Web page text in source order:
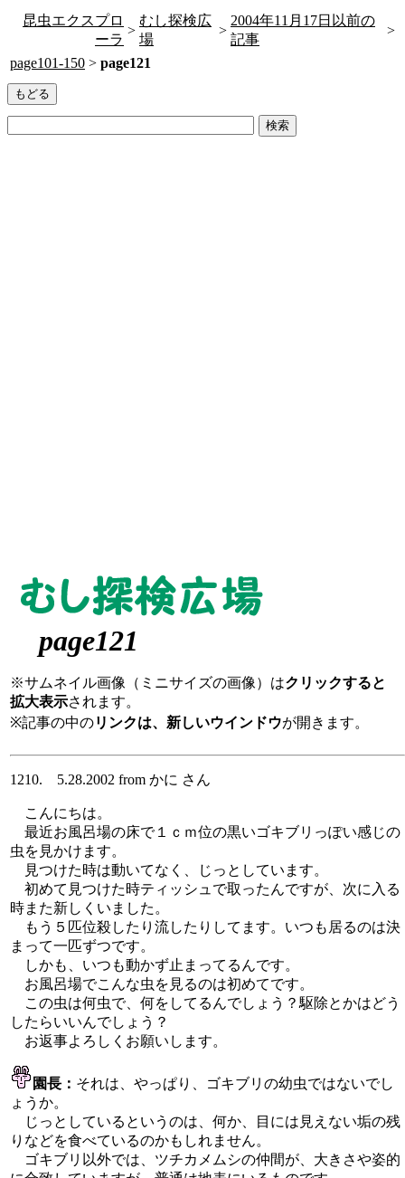
昆虫エクスプロ
ーラ
>
むし探検広
場
>
2004年11月17日以前の
記事
>
page101-150 > page121
page121
※サムネイル画像（ミニサイズの画像）はクリックすると
拡大表示されます。
※記事の中のリンクは、新しいウインドウが開きます。
1210. 5.28.2002 from かに さん
こんにちは。
最近お風呂場の床で１ｃｍ位の黒いゴキブリっぽい感じの
虫を見かけます。
見つけた時は動いてなく、じっとしています。
初めて見つけた時ティッシュで取ったんですが、次に入る
時また新しくいました。
もう５匹位殺したり流したりしてます。いつも居るのは決
まって一匹ずつです。
しかも、いつも動かず止まってるんです。
お風呂場でこんな虫を見るのは初めてです。
この虫は何虫で、何をしてるんでしょう？駆除とかはどう
したらいいんでしょう？
お返事よろしくお願いします。
園長： それは、やっぱり、ゴキブリの幼虫ではないでし
ょうか。
じっとしているというのは、何か、目には見えない垢の残
りなどを食べているのかもしれません。
ゴキブリ以外では、ツチカメムシの仲間が、大きさや姿的